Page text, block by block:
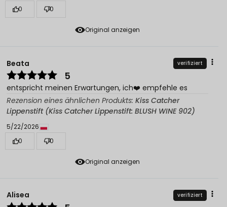
Original anzeigen
0
0
Original anzeigen
Beata verifiziert
5
entspricht meinen Erwartungen, ich❤️ empfehle es
Rezension eines ähnlichen Produkts: Kiss Catcher
Lippenstift (Kiss Catcher Lippenstift: BLUSH WINE 902)
5/22/2026
0
0
Alisea verifiziert